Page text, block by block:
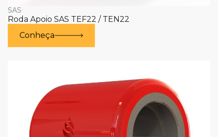
SAS
Roda Apoio SAS TEF22 / TEN22
Conheça